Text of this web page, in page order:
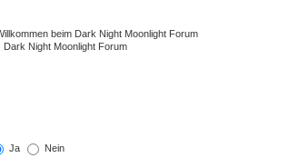
Ja Nein